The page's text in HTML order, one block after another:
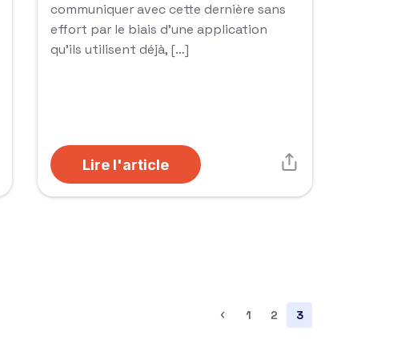
communiquer avec cette dernière sans
effort par le biais d’une application
qu’ils utilisent déjà, […]
Lire l'article
‹ 1 2 3